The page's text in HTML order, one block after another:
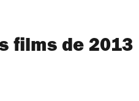
films de 2013